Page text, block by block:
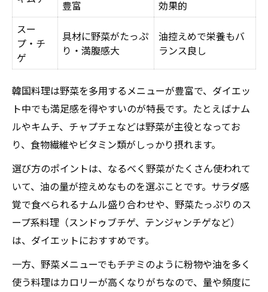
豊富
効果的
スー
プ・チ
ゲ
具材に野菜がたっぷ
り・満腹感大
油控えめで栄養もバ
ランス良し
韓国料理は野菜を多用するメニューが豊富で、ダイエッ
ト中でも満足感を得やすいのが特長です。たとえばナム
ルやキムチ、チャプチェなどは野菜が主役となってお
り、食物繊維やビタミン類がしっかり摂れます。
選び方のポイントは、なるべく野菜がたくさん使われて
いて、油の量が控えめなものを選ぶことです。サラダ感
覚で食べられるナムル盛り合わせや、野菜たっぷりのス
ープ系料理（スンドゥブチゲ、テンジャンチゲなど）
は、ダイエットにおすすめです。
一方、野菜メニューでもチヂミのように粉物や油を多く
使う料理はカロリーが高くなりがちなので、量や頻度に